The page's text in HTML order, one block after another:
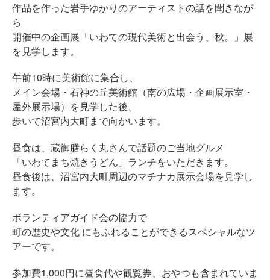
作品を作った岩手ゆかりのアーティストの話を聞きなが
ら
開催中の企画展「いわての現代美術と出会う、秋。」展
を見学します。
午前10時に美術館に集合し、
メイン会場・石神の丘美術館（南の広場・企画展示室・
屋外展示場）を見学した後、
歩いて沼宮内大町まで向かいます。
昼食は、蔵御膳らく丸さんで話題のご当地グルメ
「いわてまち焼きうどん」ランチをいただきます。
昼食後は、沼宮内大町周辺のマチナカ展示会場を見学し
ます。
ボランティアガイド会の協力で
町の歴史や文化 にもふれることができるスペシャルなツ
アーです。
参加費1,000円に昼食代や観覧券、おやつも含まれていま